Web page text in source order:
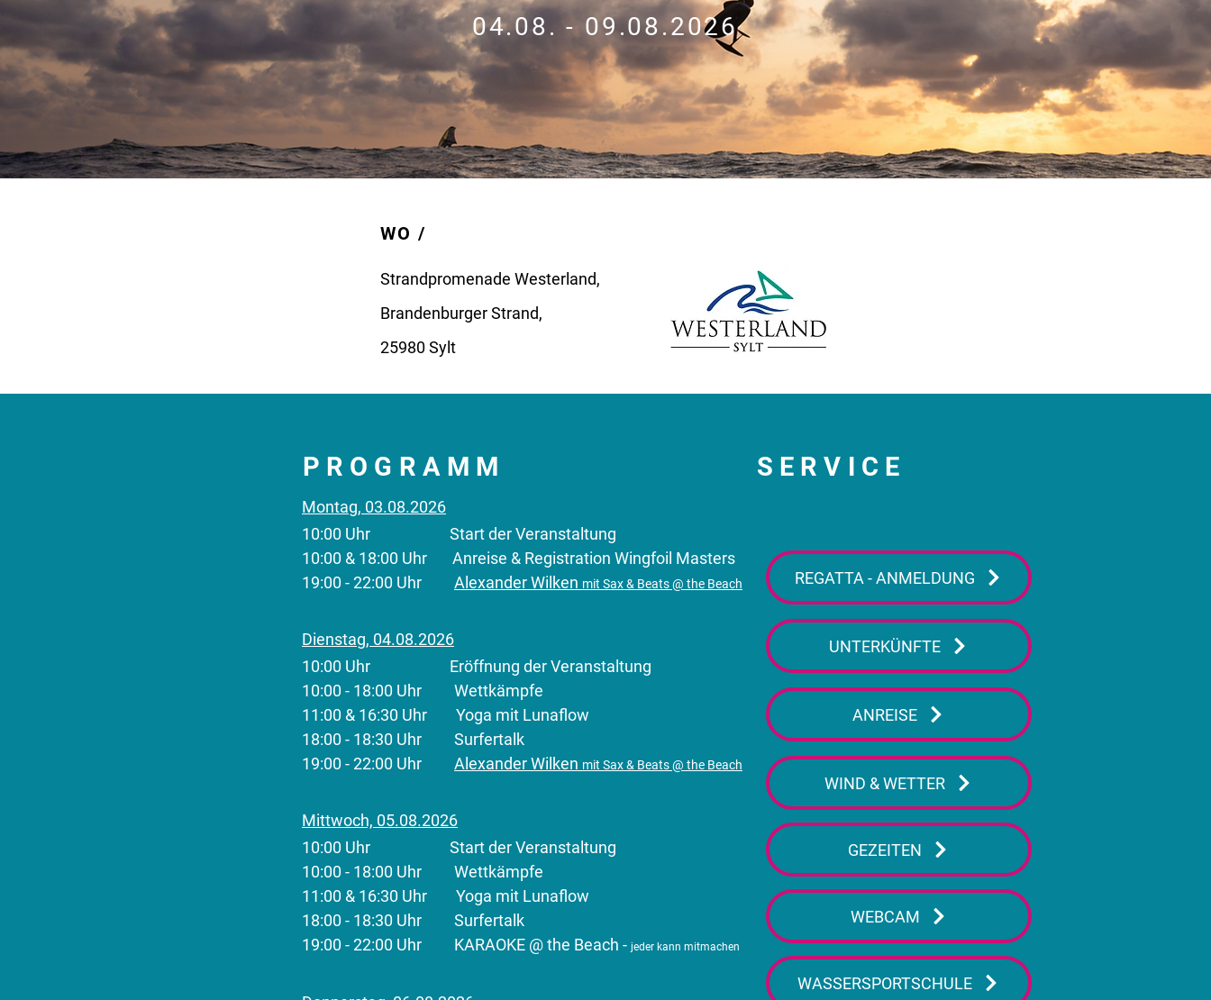
04.08. - 09.08.2026
WO /
Strandpromenade Westerland,
Brandenburger Strand,
25980 Sylt
PROGRAMM SERVICE
Montag, 03.08.2026
10:00 Uhr Start der Veranstaltung
10:00 & 18:00 Uhr Anreise & Registration Wingfoil Masters
19:00 - 22:00 Uhr Alexander Wilken mit Sax & Beats @ the Beach
Dienstag, 04.08.2026
10:00 Uhr Eröffnung der Veranstaltung
​10:00 - 18:00 Uhr Wettkämpfe
11:00 & 16:30 Uhr Yoga mit Lunaflow
18:00 - 18:30 Uhr Surfertalk
19:00 - 22:00 Uhr Alexander Wilken mit Sax & Beats @ the Beach
Mittwoch, 05.08.2026
10:00 Uhr Start der Veranstaltung
​10:00 - 18:00 Uhr Wettkämpfe
11:00 & 16:30 Uhr Yoga mit Lunaflow
18:00 - 18:30 Uhr Surfertalk
19:00 - 22:00 Uhr KARAOKE @ the Beach - jeder kann mitmachen
REGATTA - ANMELDUNG
UNTERKÜNFTE
ANREISE
WIND & WETTER
GEZEITEN
WEBCAM
WASSERSPORTSCHULE